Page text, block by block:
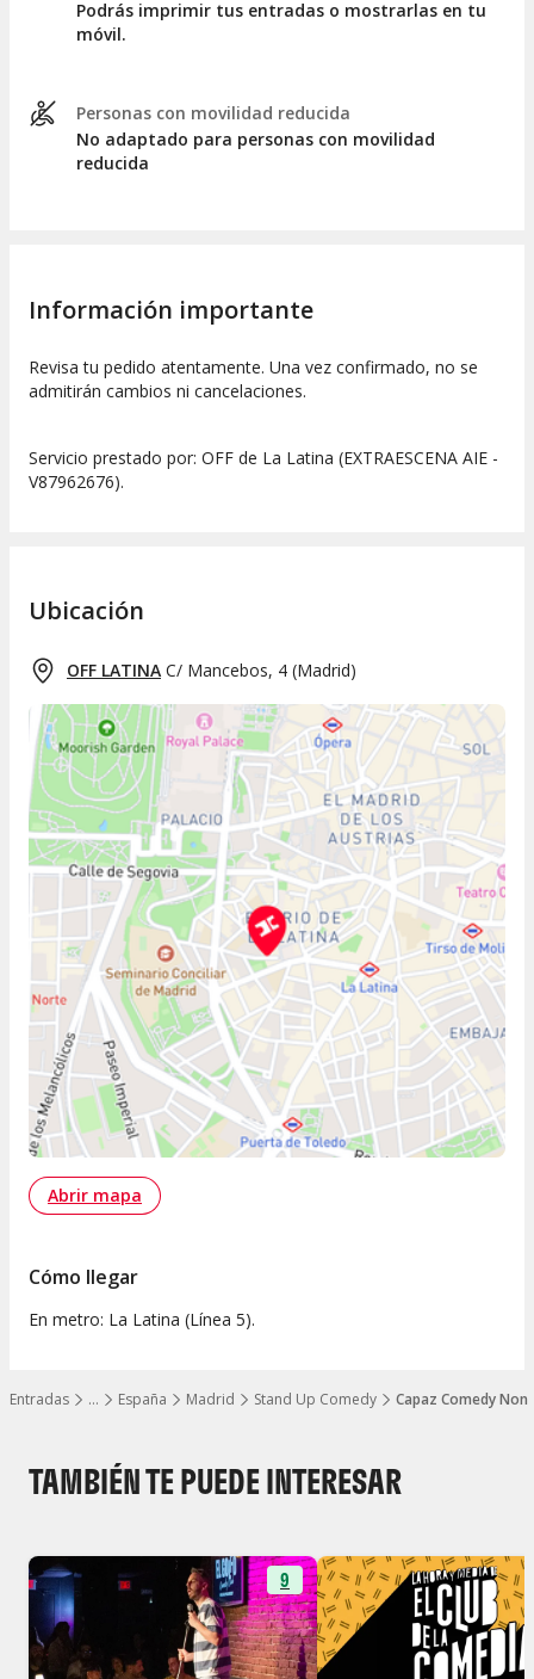
…
Mostrar todos los niveles
Entradas España Madrid Stand Up Comedy Capaz Comedy Non
Podrás imprimir tus entradas o mostrarlas en tu
móvil.
Personas con movilidad reducida
No adaptado para personas con movilidad
reducida
Información importante
Revisa tu pedido atentamente. Una vez confirmado, no se
admitirán cambios ni cancelaciones.
Servicio prestado por: OFF de La Latina (EXTRAESCENA AIE -
V87962676).
Ubicación
OFF LATINA C/ Mancebos, 4 (Madrid)
Abrir mapa
Cómo llegar
En metro: La Latina (Línea 5).
TAMBIÉN TE PUEDE INTERESAR
9